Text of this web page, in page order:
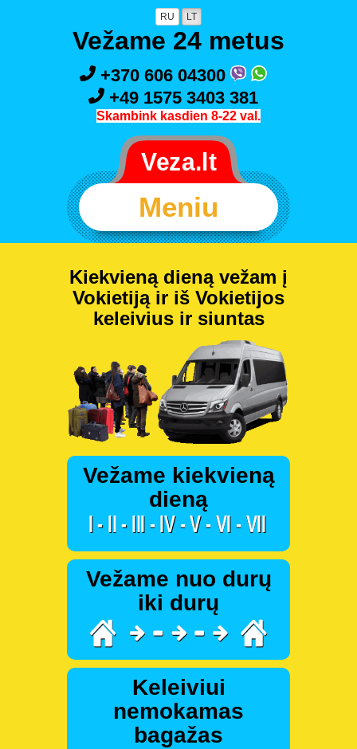
RU LT
Vežame 24 metus
+370 606 04300
+49 1575 3403 381
Skambink kasdien 8-22 val.
Meniu
Kiekvieną dieną vežam į
Vokietiją ir iš Vokietijos
keleivius ir siuntas
Vežame kiekvieną
dieną
Vežame nuo durų
iki durų
Keleiviui
nemokamas
bagažas